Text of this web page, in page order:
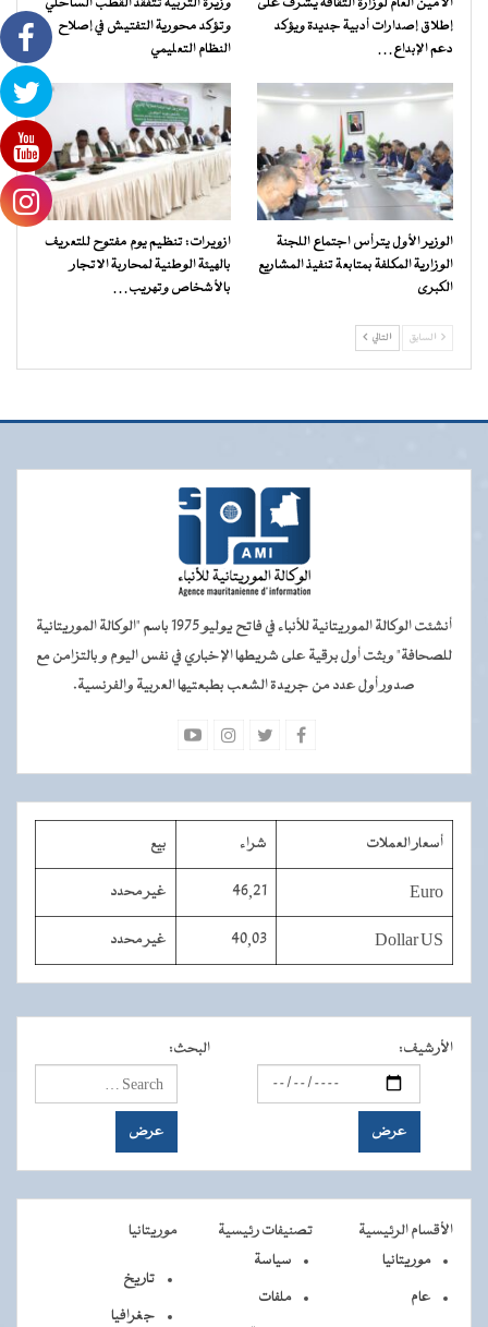
إطلاق إصدارات أدبية جديدة ويؤكد
دعم الإبداع…
وتؤكد محورية التفتيش في إصلاح
النظام التعليمي
الوزير الأول يترأس اجتماع اللجنة
الوزارية المكلفة بمتابعة تنفيذ المشاريع
الكبرى
ازويرات: تنظيم يوم مفتوح للتعريف
بالهيئة الوطنية لمحاربة الاتجار
بالأشخاص وتهريب…
السابق التالي
أنشئت الوكالة الموريتانية للأنباء في فاتح يوليو 1975 باسم "الوكالة الموريتانية
للصحافة" وبثت أول برقية على شريطها الإخباري في نفس اليوم و بالتزامن مع
صدور أول عدد من جريدة الشعب بطبعتيها العربية والفرنسية.
أسعار العملات شراء بيع
Euro
46,21 غير محدد
Dollar US
40,03 غير محدد
الأرشيف: البحث:
الأقسام الرئيسية تصنيفات رئيسية
موريتانيا
موريتانيا
عام
سياسة
ملفات
تاريخ
جغرافيا